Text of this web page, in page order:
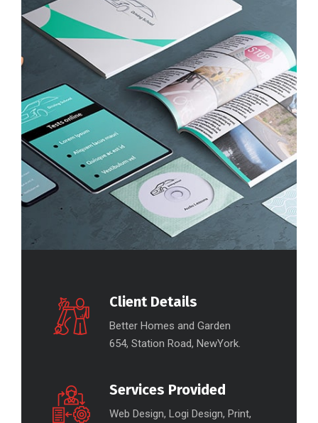
Client Details
Better Homes and Garden
654, Station Road, NewYork.
Services Provided
Web Design, Logi Design, Print,